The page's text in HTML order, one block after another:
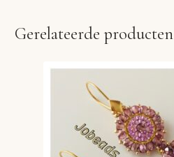
Gerelateerde producten